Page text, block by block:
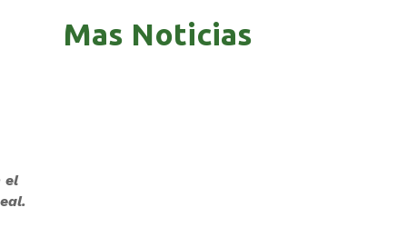
el
Mas Noticias